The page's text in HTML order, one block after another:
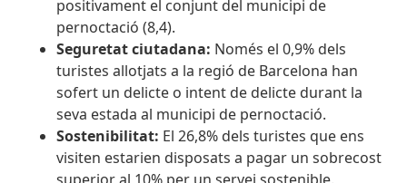
positivament el conjunt del municipi de
pernoctació (8,4).
Seguretat ciutadana: Només el 0,9% dels
turistes allotjats a la regió de Barcelona han
sofert un delicte o intent de delicte durant la
seva estada al municipi de pernoctació.
Sostenibilitat: El 26,8% dels turistes que ens
visiten estarien disposats a pagar un sobrecost